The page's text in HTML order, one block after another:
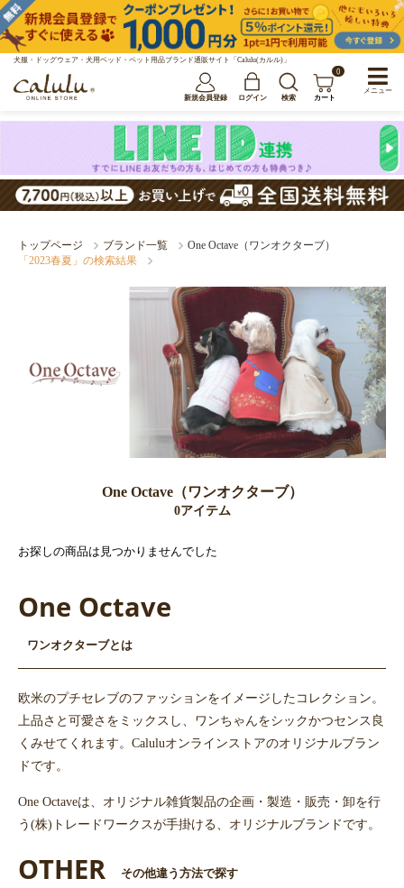
犬服・ドッグウェア・犬用ベッド・ペット用品ブランド通販サイト「Calulu(カルル)」
新規会員登録 ログイン 検索
0
カート
トップページ ブランド一覧
One Octave（ワンオクターブ）
「2023春夏」の検索結果
One Octave（ワンオクターブ）
0アイテム
お探しの商品は見つかりませんでした
One Octave
ワンオクターブとは
欧米のプチセレブのファッションをイメージしたコレクション。
上品さと可愛さをミックスし、ワンちゃんをシックかつセンス良
くみせてくれます。Caluluオンラインストアのオリジナルブラン
ドです。
One Octaveは、オリジナル雑貨製品の企画・製造・販売・卸を行
う(株)トレードワークスが手掛ける、オリジナルブランドです。
OTHER その他違う方法で探す
メニュー